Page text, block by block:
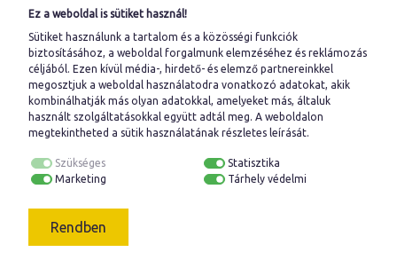
meg.
Érintettek kategóriái:profilt kedvelő, követő
felhasználók
Kezelt adatok köre:Facebook profilban szereplő
nyilvános adatok: regisztrált név, képmás
Ki férhet hozzá?
ügyvezető, munkavállaló
szükséges mértékben
Ez a weboldal is sütiket használ!
Sütiket használunk a tartalom és a közösségi funkciók
biztosításához, a weboldal forgalmunk elemzéséhez és reklámozás
céljából. Ezen kívül média-, hirdető- és elemző partnereinkkel
megosztjuk a weboldal használatodra vonatkozó adatokat, akik
kombinálhatják más olyan adatokkal, amelyeket más, általuk
használt szolgáltatásokkal együtt adtál meg. A weboldalon
megtekintheted a sütik használatának részletes leírását.
Szükséges
Statisztika
Marketing
Tárhely védelmi